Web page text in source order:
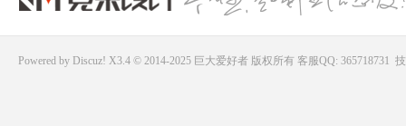
Powered by Discuz! X3.4 © 2014-2025 巨大爱好者版权所有 客服QQ: 365718731